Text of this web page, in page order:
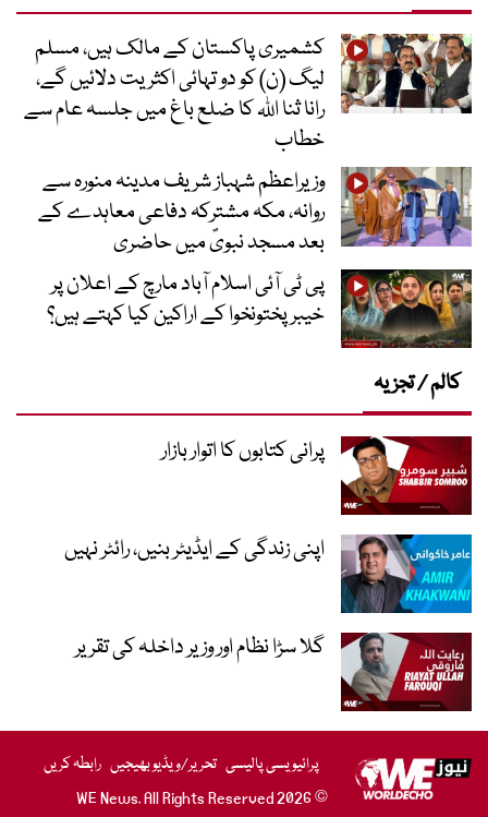
کشمیری پاکستان کے مالک ہیں، مسلم
لیگ (ن) کو دو تہائی اکثریت دلائیں گے،
رانا ثنا اللہ کا ضلع باغ میں جلسہ عام سے
خطاب
وزیراعظم شہباز شریف مدینہ منورہ سے
روانہ، مکہ مشترکہ دفاعی معاہدے کے
بعد مسجد نبویؐ میں حاضری
پی ٹی آئی اسلام آباد مارچ کے اعلان پر
خیبر پختونخوا کے اراکین کیا کہتے ہیں؟
کالم / تجزیہ
پرانی کتابوں کا اتوار بازار
اپنی زندگی کے ایڈیٹر بنیں، رائٹر نہیں
گلا سڑا نظام اور وزیر داخلہ کی تقریر
پرائیویسی پالیسی تحریر/ویڈیو بھیجیں رابطہ کریں
© 2026 WE News. All Rights Reserved